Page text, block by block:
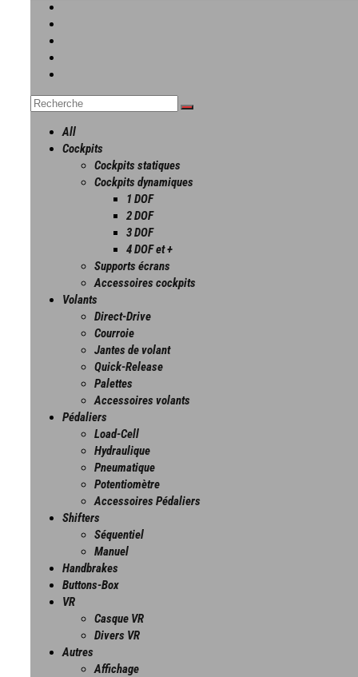
All
Cockpits
Cockpits statiques
Cockpits dynamiques
1 DOF
2 DOF
3 DOF
4 DOF et +
Supports écrans
Accessoires cockpits
Volants
Direct-Drive
Courroie
Jantes de volant
Quick-Release
Palettes
Accessoires volants
Pédaliers
Load-Cell
Hydraulique
Pneumatique
Potentiomètre
Accessoires Pédaliers
Shifters
Séquentiel
Manuel
Handbrakes
Buttons-Box
VR
Casque VR
Divers VR
Autres
Affichage